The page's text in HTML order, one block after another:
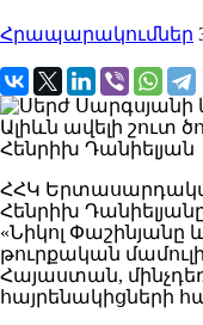
Հրապարակումներ
ՀՀԿ
Հենրիխ Դանիելյանը
«Նիկոլ Փաշինյանը
թուրքական
Հայաստան,
հայրենակիցների